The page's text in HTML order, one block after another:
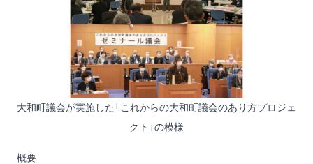
大和町議会が実施した「これからの大和町議会のあり方プロジェ
クト」の模様
概要